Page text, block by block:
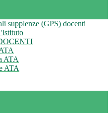
supplenze (GPS) docenti
ATA
ATA